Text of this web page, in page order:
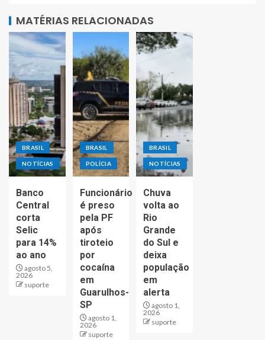
MATÉRIAS RELACIONADAS
BRASIL
NOTÍCIAS
Banco
Central
corta
Selic
para 14%
ao ano
agosto 5,
2026
suporte
BRASIL
POLÍCIA
Funcionário
é preso
pela PF
após
tiroteio
por
cocaína
em
Guarulhos-
SP
agosto 1,
2026
suporte
BRASIL
NOTÍCIAS
Chuva
volta ao
Rio
Grande
do Sul e
deixa
população
em
alerta
agosto 1,
2026
suporte